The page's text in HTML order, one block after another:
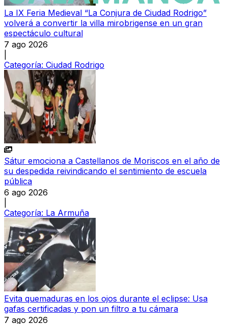
La IX Feria Medieval “La Conjura de Ciudad Rodrigo”
volverá a convertir la villa mirobrigense en un gran
espectáculo cultural
7 ago 2026
Categoría: Ciudad Rodrigo
Sátur emociona a Castellanos de Moriscos en el año de
su despedida reivindicando el sentimiento de escuela
pública
6 ago 2026
Categoría: La Armuña
Evita quemaduras en los ojos durante el eclipse: Usa
gafas certificadas y pon un filtro a tu cámara
7 ago 2026